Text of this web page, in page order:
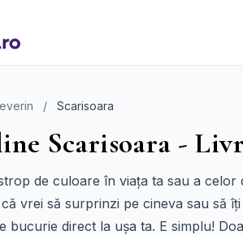
/ Scarisoara
Scarisoara -
de culoare în viața ta sau a
vrei să surprinzi pe cineva sau să
bucurie direct la ușa ta. E simplu!